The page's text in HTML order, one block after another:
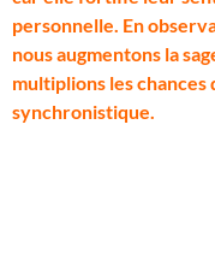
personnelle. En
nous augmentons la
multiplions les chances
synchronistique.